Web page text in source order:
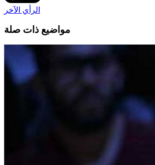
الرأي الآخر
مواضيع ذات صلة